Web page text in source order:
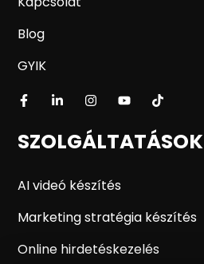
Blog
GYIK
SZOLGÁLTATÁSOK
AI videó készítés
Marketing stratégia készítés
Online hirdetéskezelés